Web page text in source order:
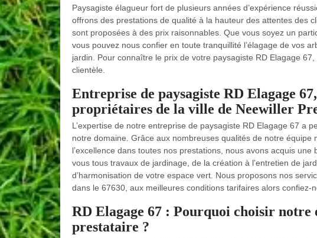
Paysagiste élagueur fort de plusieurs années d’expérience
offrons des prestations de qualité à la hauteur des attentes des
sont proposées à des prix raisonnables. Que vous soyez un
vous pouvez nous confier en toute tranquillité l’élagage de vos
jardin. Pour connaître le prix de votre paysagiste RD Elagage
clientèle.
Entreprise de paysagiste RD Elagage
propriétaires de la ville de Neewiller
L’expertise de notre entreprise de paysagiste RD Elagage 67 a
notre domaine. Grâce aux nombreuses qualités de notre équipe
l’excellence dans toutes nos prestations, nous avons acquis
vous tous travaux de jardinage, de la création à l’entretien de
d’harmonisation de votre espace vert. Nous proposons nos
dans le 67630, aux meilleures conditions tarifaires alors confiez-
RD Elagage 67 : Pourquoi choisir notre
prestataire ?